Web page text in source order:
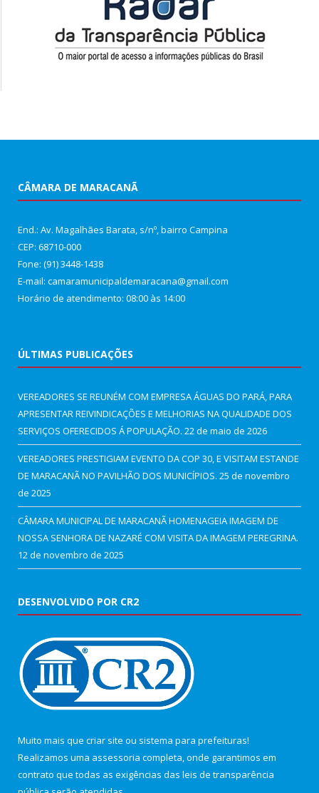
CÂMARA DE MARACANÃ
End.: Av. Magalhães Barata, s/nº, bairro Campina
CEP: 68710-000
Fone: (91) 3448-1438
E-mail: camaramunicipaldemaracana@gmail.com
Horário de atendimento: 08:00 às 14:00
ÚLTIMAS PUBLICAÇÕES
VEREADORES SE REUNÉM COM EMPRESA ÁGUAS DO PARÁ, PARA
APRESENTAR REIVINDICAÇÕES E MELHORIAS NA QUALIDADE DOS
SERVIÇOS OFERECIDOS Á POPULAÇÃO. 22 de maio de 2026
VEREADORES PRESTIGIAM EVENTO DA COP 30, E VISITAM ESTANDE
DE MARACANÃ NO PAVILHÃO DOS MUNICÍPIOS. 25 de novembro
de 2025
CÂMARA MUNICIPAL DE MARACANÃ HOMENAGEIA IMAGEM DE
NOSSA SENHORA DE NAZARÉ COM VISITA DA IMAGEM PEREGRINA.
12 de novembro de 2025
DESENVOLVIDO POR CR2
Muito mais que criar site ou sistema para prefeituras!
Realizamos uma assessoria completa, onde garantimos em
contrato que todas as exigências das leis de transparência